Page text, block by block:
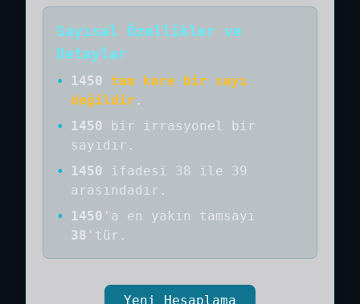
Sayısal Özellikler ve
Detaylar
• 1450
tam kare bir sayı
değildir .
•
1450 bir
irrasyonel bir
sayıdır .
•
1450
ifadesi 38 ile 39
arasındadır.
•
1450 'a en yakın tamsayı
38 'tür.
Yeni Hesaplama